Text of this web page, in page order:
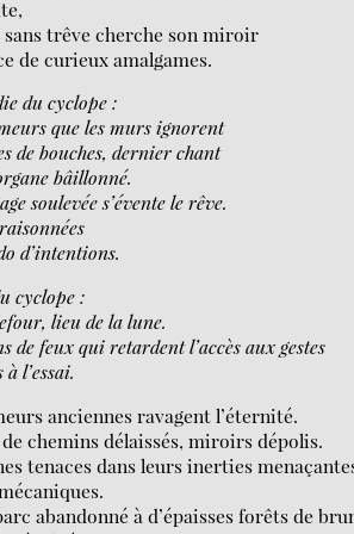
sans trêve cherche son miroir
de curieux amalgames.
du cyclope :
que les murs ignorent
de bouches, dernier chant
bâillonné.
soulevée s’évente le rêve.
d’intentions.
cyclope :
lieu de la lune.
de feux qui retardent l’accès aux gestes
l’essai.
anciennes ravagent l’éternité.
chemins délaissés, miroirs dépolis.
tenaces dans leurs inerties
abandonné à d’épaisses forêts de